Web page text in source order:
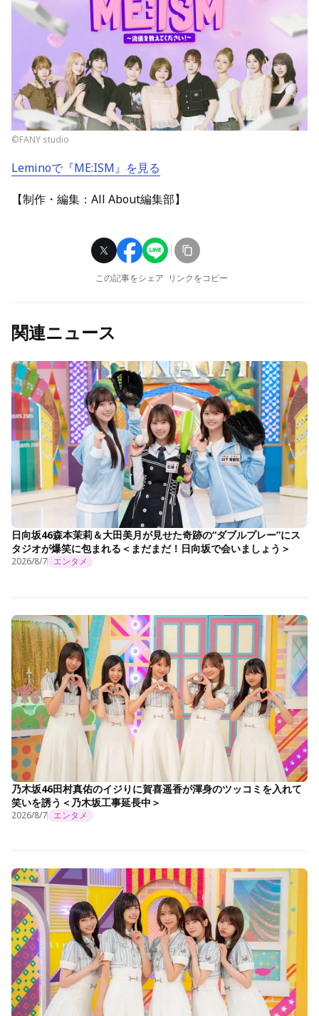
©FANY studio
Leminoで『ME:ISM』を見る
【制作・編集：All About編集部】
この記事をシェア リンクをコピー
関連ニュース
日向坂46森本茉莉＆大田美月が見せた奇跡の“ダブルプレー”にス
タジオが爆笑に包まれる＜まだまだ！日向坂で会いましょう＞
2026/8/7 エンタメ
乃木坂46田村真佑のイジりに賀喜遥香が渾身のツッコミを入れて
笑いを誘う＜乃木坂工事延長中＞
2026/8/7 エンタメ